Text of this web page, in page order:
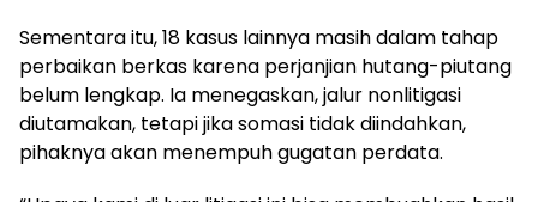
Sementara itu, 18 kasus lainnya masih dalam tahap
perbaikan berkas karena perjanjian hutang-piutang
belum lengkap. Ia menegaskan, jalur nonlitigasi
diutamakan, tetapi jika somasi tidak diindahkan,
pihaknya akan menempuh gugatan perdata.